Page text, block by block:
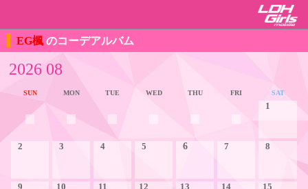
EG楓 のコーデアルバム
2026 08
SUN MON TUE WED THU FRI SAT
1
2 3 4 5 6 7 8
9 10 11 12 13 14 15